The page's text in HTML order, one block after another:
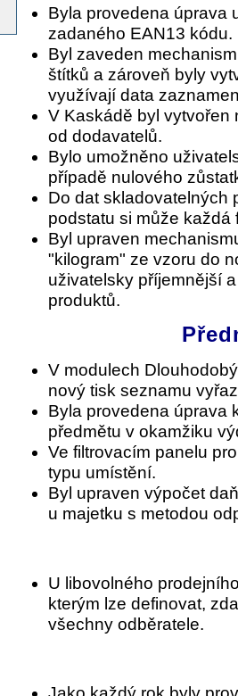
Byla provedena úprava
zadaného EAN13 kódu.
Byl zaveden
štítků a zároveň byly
využívají data
V Kaskádě byl vytvořen
od dodavatelů.
Bylo umožněno
případě nulového
Do dat skladovatelných
podstatu si může každá
Byl upraven
"kilogram" ze vzoru do
uživatelsky příjemnější
produktů.
V modulech
nový tisk seznamu
Byla provedena úprava
předmětu v okamžiku
Ve filtrovacím panelu
typu umístění.
Byl upraven výpočet
u majetku s metodou
U libovolného
kterým lze definovat,
všechny odběratele.